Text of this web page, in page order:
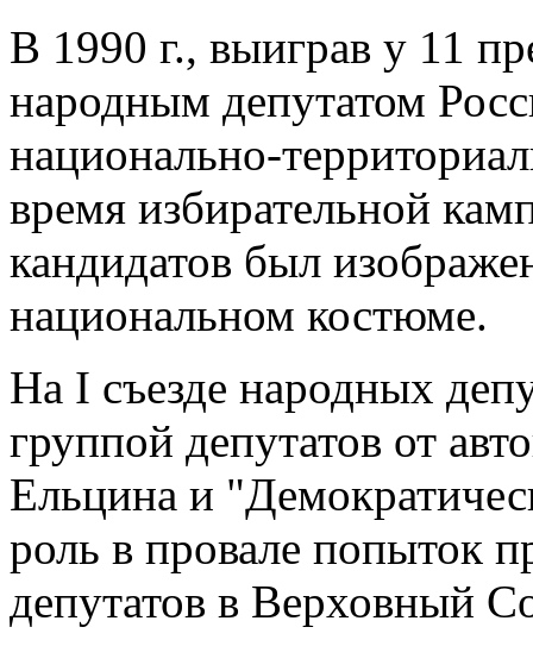
В 1990 г., выиграв у 11
народным депутатом
национально-
время избирательной
кандидатов был
национальном костюме.
На I съезде народных
группой депутатов от
Ельцина и
роль в провале попыток
депутатов в Верховный